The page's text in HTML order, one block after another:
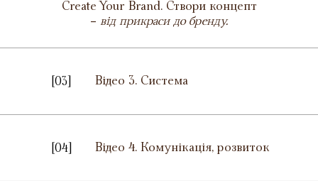
Create Your Brand. Створи концепт
- від прикраси до бренду.
Відео 3. Система
[03]
Відео 4. Комунікація, розвиток
[04]